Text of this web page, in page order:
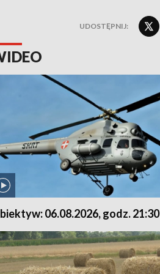
UDOSTĘPNIJ:
06.08.2026, godz. 21:30